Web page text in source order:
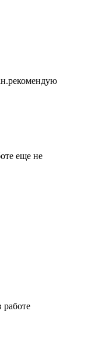
еще не
работе